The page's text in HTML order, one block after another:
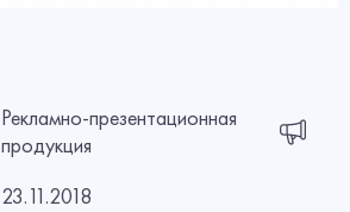
Рекламно-презентационная
продукция
23.11.2018